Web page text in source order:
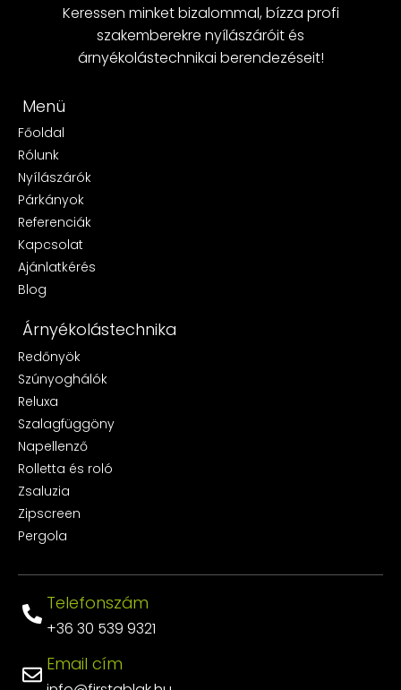
Keressen minket bizalommal, bízza profi
szakemberekre nyílászáróit és
árnyékolástechnikai berendezéseit!
Menü
Főoldal
Rólunk
Nyílászárók
Párkányok
Referenciák
Kapcsolat
Ajánlatkérés
Blog
Árnyékolástechnika
Redőnyök
Szúnyoghálók
Reluxa
Szalagfüggöny
Napellenző
Rolletta és roló
Zsaluzia
Zipscreen
Pergola
+36 30 539 9321
Telefonszám
Email cím